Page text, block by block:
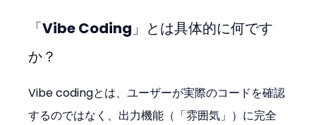
「Vibe Coding」とは具体的に何です
か？
Vibe codingとは、ユーザーが実際のコードを確認
するのではなく、出力機能（「雰囲気」）に完全